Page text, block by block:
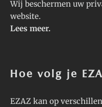
Wij beschermen uw
website.
Lees meer.
Hoe volg je
EZAZ kan op